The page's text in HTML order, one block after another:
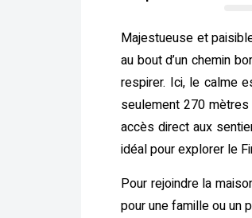
Majestueuse et
au bout d’un chemin
respirer. Ici, le calme
seulement 270
accès direct aux
idéal pour explorer le
Pour rejoindre la
pour une famille ou un